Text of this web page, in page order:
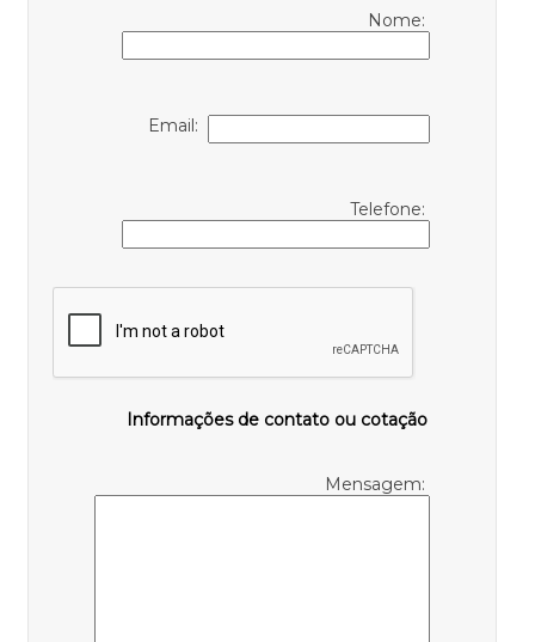
Nome:
Email:
Telefone:
Informações de contato ou cotação
Mensagem: